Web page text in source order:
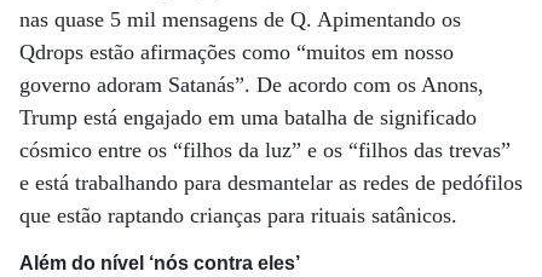
nas quase 5 mil mensagens de Q. Apimentando os
Qdrops estão afirmações como “muitos em nosso
governo adoram Satanás”. De acordo com os Anons,
Trump está engajado em uma batalha de significado
cósmico entre os “filhos da luz” e os “filhos das trevas”
e está trabalhando para desmantelar as redes de pedófilos
que estão raptando crianças para rituais satânicos.
Além do nível ‘nós contra eles’